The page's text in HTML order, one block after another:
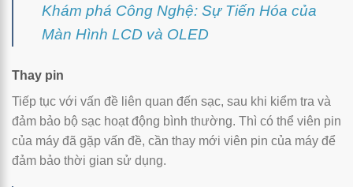
Khám phá Công Nghệ: Sự Tiến Hóa của
Màn Hình LCD và OLED
Thay pin
Tiếp tục với vấn đề liên quan đến sạc, sau khi kiểm tra và
đảm bảo bộ sạc hoạt động bình thường. Thì có thể viên pin
của máy đã gặp vấn đề, cần thay mới viên pin của máy để
đảm bảo thời gian sử dụng.